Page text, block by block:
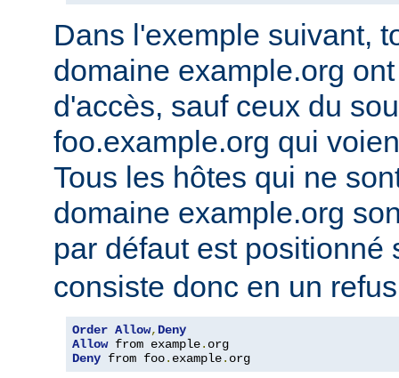
Dans l'exemple suivant,
domaine example.org
d'accès, sauf ceux du
foo.example.org qui
Tous les hôtes qui ne
domaine example.org
par défaut est positionné
consiste donc en un
Order Allow, Deny
Allow from example.
Deny from foo. example. org